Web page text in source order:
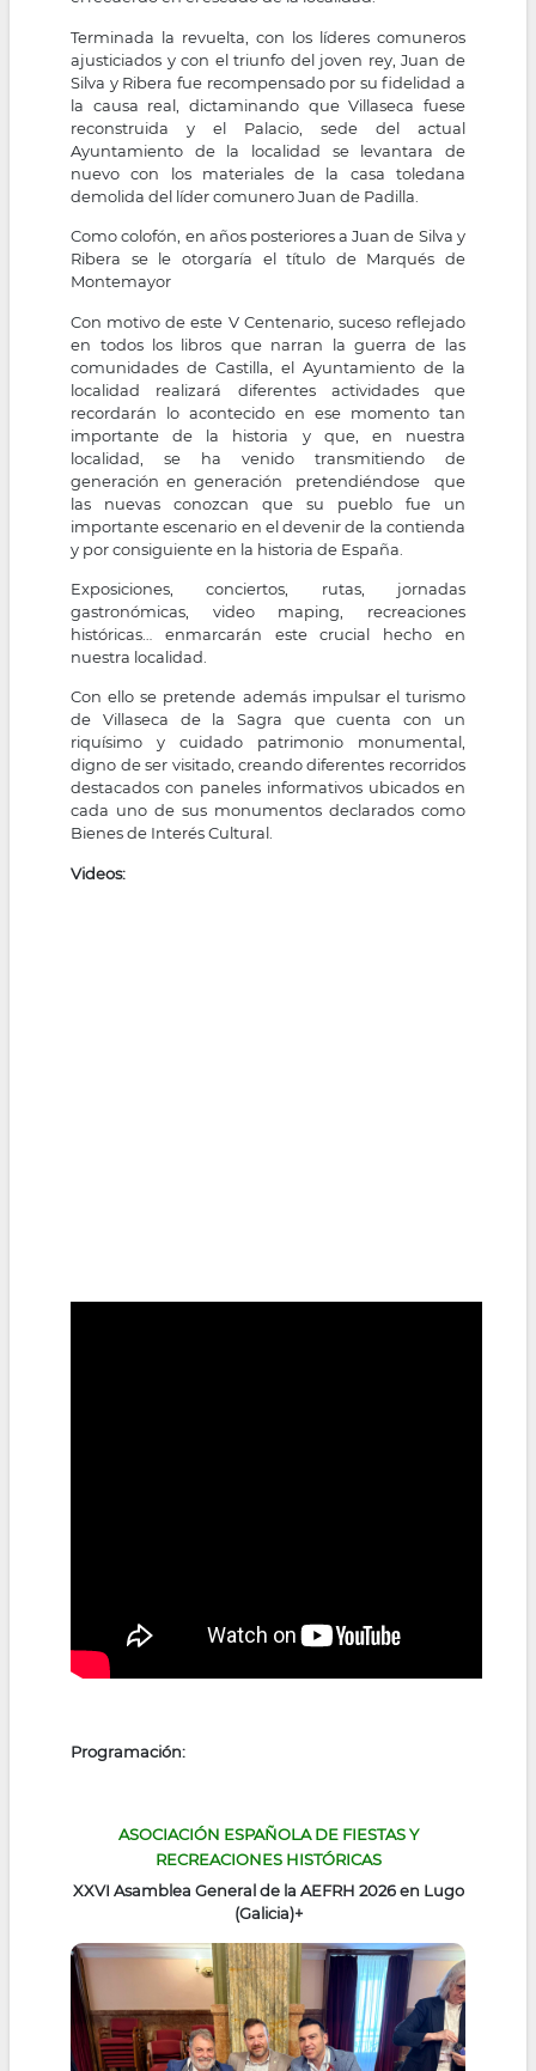
Terminada la revuelta, con los líderes comuneros
ajusticiados y con el triunfo del joven rey, Juan de
Silva y Ribera fue recompensado por su fidelidad a
la causa real, dictaminando que Villaseca fuese
reconstruida y el Palacio, sede del actual
Ayuntamiento de la localidad se levantara de
nuevo con los materiales de la casa toledana
demolida del líder comunero Juan de Padilla.
Como colofón, en años posteriores a Juan de Silva y
Ribera se le otorgaría el título de Marqués de
Montemayor
Con motivo de este V Centenario, suceso reflejado
en todos los libros que narran la guerra de las
comunidades de Castilla, el Ayuntamiento de la
localidad realizará diferentes actividades que
recordarán lo acontecido en ese momento tan
importante de la historia y que, en nuestra
localidad, se ha venido transmitiendo de
generación en generación pretendiéndose que
las nuevas conozcan que su pueblo fue un
importante escenario en el devenir de la contienda
y por consiguiente en la historia de España.
Exposiciones, conciertos, rutas, jornadas
gastronómicas, video maping, recreaciones
históricas… enmarcarán este crucial hecho en
nuestra localidad.
Con ello se pretende además impulsar el turismo
de Villaseca de la Sagra que cuenta con un
riquísimo y cuidado patrimonio monumental,
digno de ser visitado, creando diferentes recorridos
destacados con paneles informativos ubicados en
cada uno de sus monumentos declarados como
Bienes de Interés Cultural.
Videos:
Programación:
ASOCIACIÓN ESPAÑOLA DE FIESTAS Y
RECREACIONES HISTÓRICAS
XXVI Asamblea General de la AEFRH 2026 en Lugo
(Galicia)+